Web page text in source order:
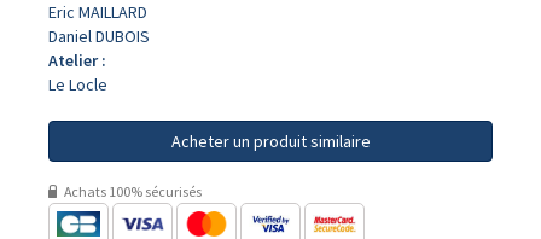
Eric MAILLARD
Daniel DUBOIS
Atelier :
Le Locle
Acheter un produit similaire
Achats 100% sécurisés